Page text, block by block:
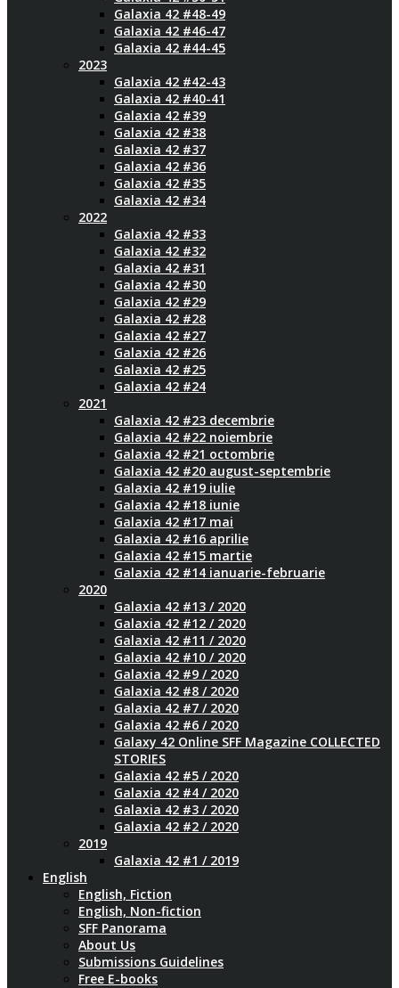
Galaxia 42 #48-49
Galaxia 42 #46-47
Galaxia 42 #44-45
2023
Galaxia 42 #42-43
Galaxia 42 #40-41
Galaxia 42 #39
Galaxia 42 #38
Galaxia 42 #37
Galaxia 42 #36
Galaxia 42 #35
Galaxia 42 #34
2022
Galaxia 42 #33
Galaxia 42 #32
Galaxia 42 #31
Galaxia 42 #30
Galaxia 42 #29
Galaxia 42 #28
Galaxia 42 #27
Galaxia 42 #26
Galaxia 42 #25
Galaxia 42 #24
2021
Galaxia 42 #23 decembrie
Galaxia 42 #22 noiembrie
Galaxia 42 #21 octombrie
Galaxia 42 #20 august-septembrie
Galaxia 42 #19 iulie
Galaxia 42 #18 iunie
Galaxia 42 #17 mai
Galaxia 42 #16 aprilie
Galaxia 42 #15 martie
Galaxia 42 #14 ianuarie-februarie
2020
Galaxia 42 #13 / 2020
Galaxia 42 #12 / 2020
Galaxia 42 #11 / 2020
Galaxia 42 #10 / 2020
Galaxia 42 #9 / 2020
Galaxia 42 #8 / 2020
Galaxia 42 #7 / 2020
Galaxia 42 #6 / 2020
Galaxy 42 Online SFF Magazine COLLECTED
STORIES
Galaxia 42 #5 / 2020
Galaxia 42 #4 / 2020
Galaxia 42 #3 / 2020
Galaxia 42 #2 / 2020
2019
Galaxia 42 #1 / 2019
English
English, Fiction
English, Non-fiction
SFF Panorama
About Us
Submissions Guidelines
Free E-books